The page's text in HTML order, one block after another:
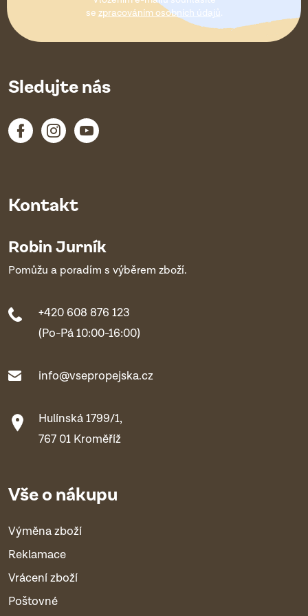
se zpracováním osobních údajů.
Kontakt
Robin Jurník
Pomůžu a poradím s výběrem zboží.
+420 608 876 123
(Po-Pá 10:00-16:00)
info@vsepropejska.cz
Hulínská 1799/1,
767 01 Kroměříž
Vše o nákupu
Výměna zboží
Reklamace
Vrácení zboží
Poštovné
Sledujte nás